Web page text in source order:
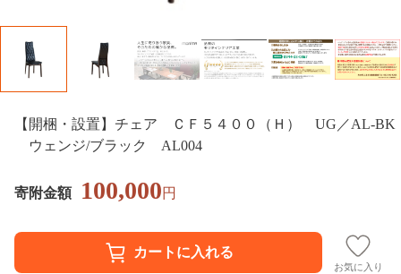
【開梱・設置】チェア ＣＦ５４００（Ｈ） UG／AL-BK
ウェンジ/ブラック AL004
寄附金額 100,000円
お気に入り